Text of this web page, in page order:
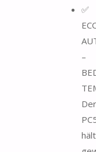
✅
–
Der